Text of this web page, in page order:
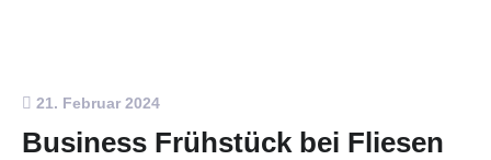
21. Februar 2024
Business Frühstück bei Fliesen